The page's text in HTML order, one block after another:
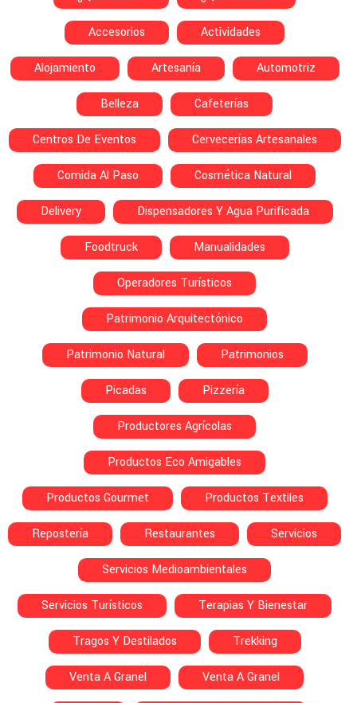
Accesorios Actividades
Alojamiento Artesanía Automotriz
Belleza Cafeterías
Centros De Eventos Cervecerías Artesanales
Comida Al Paso Cosmética Natural
Delivery Dispensadores Y Agua Purificada
Foodtruck Manualidades
Operadores Turísticos
Patrimonio Arquitectónico
Patrimonio Natural Patrimonios
Picadas Pizzería
Productores Agrícolas
Productos Eco Amigables
Productos Gourmet Productos Textiles
Repostería Restaurantes Servicios
Servicios Medioambientales
Servicios Turísticos Terapias Y Bienestar
Tragos Y Destilados Trekking
Venta A Granel Venta A Granel